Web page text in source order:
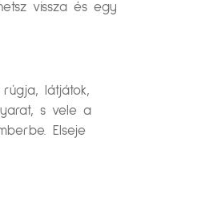
vissza és egy
látjátok,
s vele a
Elseje